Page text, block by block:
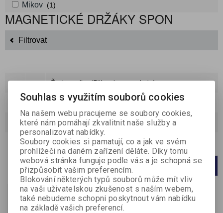
Mikov (1)
MAGNETICKÉ DRŽÁKY SPON
Filtrovat
Řadit podle:(Příznaku novinka)
Katalog Ceník
Strana1z 1Celkem1záznamů
Počet na stránku 20 40 60
Souhlas s využitím souborů cookies
Na našem webu pracujeme se soubory cookies,
které nám pomáhají zkvalitnit naše služby a
personalizovat nabídky.
Soubory cookies si pamatují, co a jak ve svém
prohlížeči na daném zařízení děláte. Díky tomu
webová stránka funguje podle vás a je schopná se
přizpůsobit vašim preferencím.
Blokování některých typů souborů může mít vliv
na vaši uživatelskou zkušenost s naším webem,
také nebudeme schopni poskytnout vám nabídku
na základě vašich preferencí.